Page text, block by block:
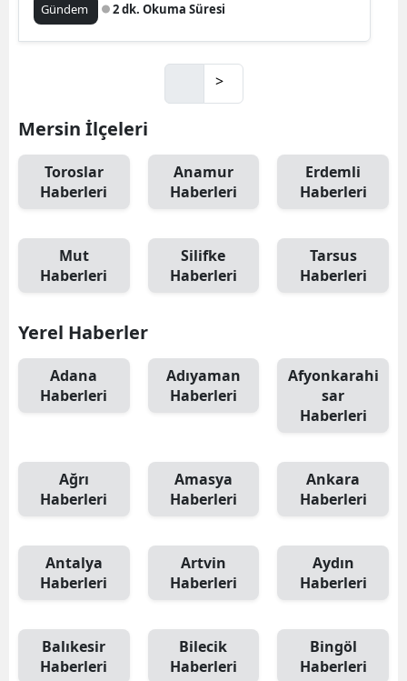
Gündem 2 dk. Okuma Süresi
>
Mersin İlçeleri
Toroslar
Haberleri
Anamur
Haberleri
Erdemli
Haberleri
Mut
Haberleri
Silifke
Haberleri
Tarsus
Haberleri
Yerel Haberler
Adana
Haberleri
Adıyaman
Haberleri
Afyonkarahi
sar
Haberleri
Ağrı
Haberleri
Amasya
Haberleri
Ankara
Haberleri
Antalya
Haberleri
Artvin
Haberleri
Aydın
Haberleri
Balıkesir
Haberleri
Bilecik
Haberleri
Bingöl
Haberleri